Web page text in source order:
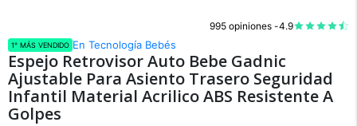
995 opiniones -4.9
1° MÁS VENDIDO En Tecnología Bebés
Espejo Retrovisor Auto Bebe Gadnic
Ajustable Para Asiento Trasero Seguridad
Infantil Material Acrilico ABS Resistente A
Golpes